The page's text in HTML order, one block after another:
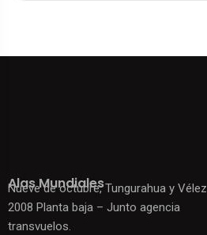
Alas Mundiales
Nueve de octubre, Tungurahua y Vélez
2008 Planta baja – Junto agencia
transvuelos.